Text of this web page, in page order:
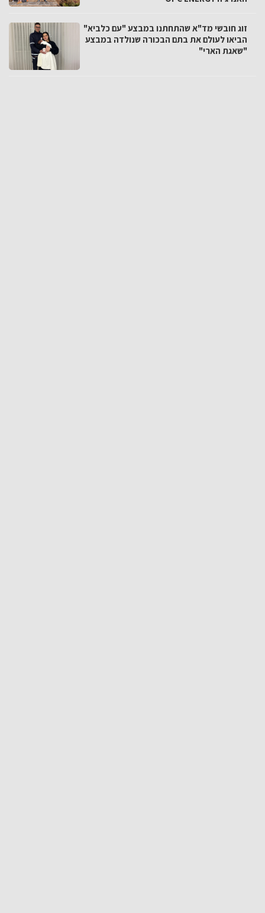
זוג חובשי מד"א שהתחתנו במבצע "עם כלביא"
הביאו לעולם את בתם הבכורה שנולדה במבצע
"שאגת הארי"